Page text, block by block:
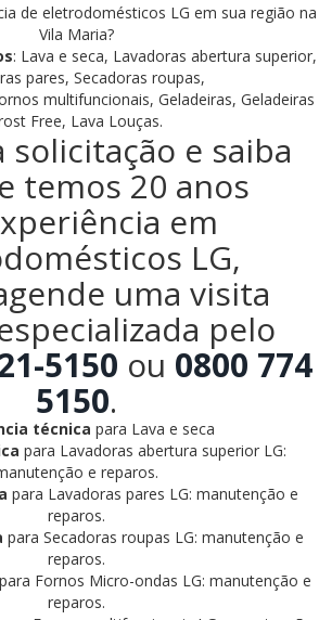
de eletrodomésticos LG em sua região na
Vila Maria?
: Lava e seca, Lavadoras abertura superior,
pares, Secadoras roupas,
multifuncionais, Geladeiras, Geladeiras
Free, Lava Louças.
solicitação e saiba
temos 20 anos
em
LG,
uma visita
pelo
5150 ou 0800 774
5150.
técnica para Lava e seca
para Lavadoras abertura superior LG:
e reparos.
para Lavadoras pares LG: manutenção e
reparos.
para Secadoras roupas LG: manutenção e
reparos.
para Fornos Micro-ondas LG: manutenção e
reparos.